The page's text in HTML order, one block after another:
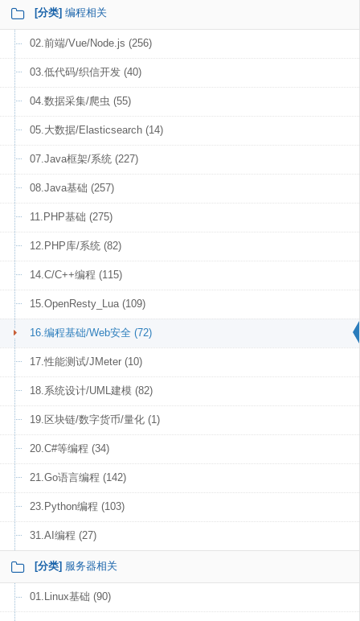
[分类] 编程相关
02.前端/Vue/Node.js (256)
03.低代码/织信开发 (40)
04.数据采集/爬虫 (55)
05.大数据/Elasticsearch (14)
07.Java框架/系统 (227)
08.Java基础 (257)
11.PHP基础 (275)
12.PHP库/系统 (82)
14.C/C++编程 (115)
15.OpenResty_Lua (109)
16.编程基础/Web安全 (72)
17.性能测试/JMeter (10)
18.系统设计/UML建模 (82)
19.区块链/数字货币/量化 (1)
20.C#等编程 (34)
21.Go语言编程 (142)
23.Python编程 (103)
31.AI编程 (27)
[分类] 服务器相关
01.Linux基础 (90)